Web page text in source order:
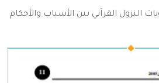
النزول القرآني بين الأسباب والأحكام